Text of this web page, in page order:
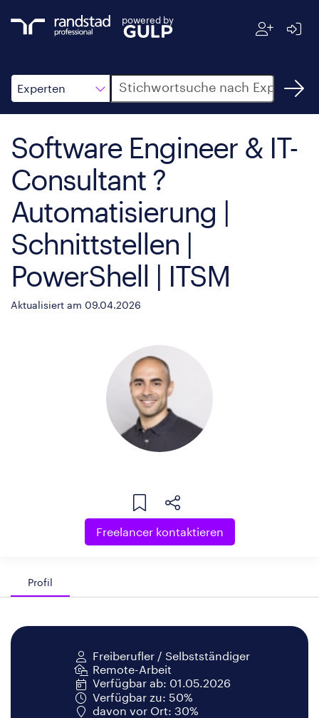
powered by
Experten
Suche
Software Engineer & IT-
Consultant ?
Automatisierung |
Schnittstellen |
PowerShell | ITSM
Aktualisiert am 09.04.2026
Freelancer kontaktieren
Profil
Freiberufler / Selbstständiger
Remote-Arbeit
Verfügbar ab: 01.05.2026
Verfügbar zu: 50%
davon vor Ort: 30%